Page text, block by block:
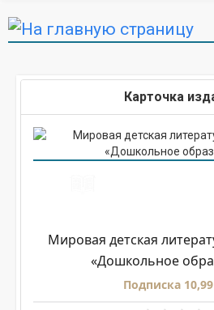
Карточка
Мировая детская
«Дошкольное
Подписка